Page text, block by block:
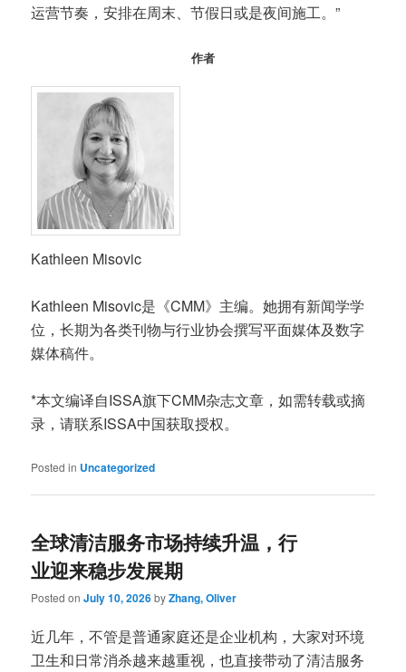
运营节奏，安排在周末、节假日或是夜间施工。”
作者
Kathleen Misovic
Kathleen Misovic是《CMM》主编。她拥有新闻学学
位，长期为各类刊物与行业协会撰写平面媒体及数字
媒体稿件。
*本文编译自ISSA旗下CMM杂志文章，如需转载或摘
录，请联系ISSA中国获取授权。
Posted in Uncategorized
全球清洁服务市场持续升温，行
业迎来稳步发展期
Posted onJuly 10, 2026byZhang, Oliver
近几年，不管是普通家庭还是企业机构，大家对环境
卫生和日常消杀越来越重视，也直接带动了清洁服务